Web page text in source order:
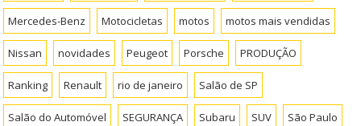
Mercedes-Benz Motocicletas motos motos mais vendidas
Nissan novidades Peugeot Porsche PRODUÇÃO
Ranking Renault rio de janeiro Salão de SP
Salão do Automóvel SEGURANÇA Subaru SUV São Paulo